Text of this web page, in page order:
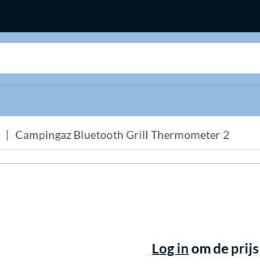
Campingaz Bluetooth Grill Thermometer 2
Log in om de